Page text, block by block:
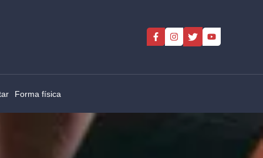
Forma física